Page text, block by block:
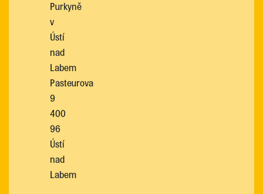
Purkyně
v
Ústí
nad
Labem
Pasteurova
9
400
96
Ústí
nad
Labem